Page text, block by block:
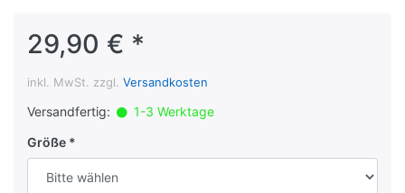
29,90 € *
inkl. MwSt. zzgl. Versandkosten
Versandfertig:
1-3 Werktage
Größe